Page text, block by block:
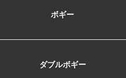
ボギー
ダブルボギー